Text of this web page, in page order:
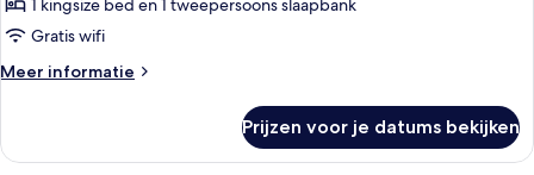
appartement
laden
1 kingsize bed en 1 tweepersoons slaapbank
Gratis wifi
Meer informatie
Meer
appartement
Prijzen voor je datums bekijken